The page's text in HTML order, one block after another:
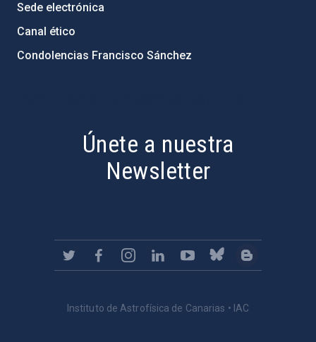
Sede electrónica
Canal ético
Condolencias Francisco Sánchez
Únete a nuestra
Newsletter
Instituto de Astrofísica de Canarias • IAC